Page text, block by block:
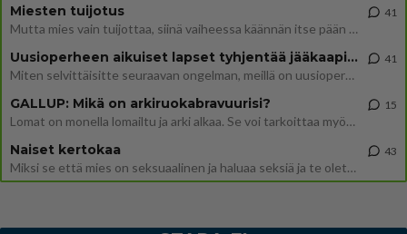
Miesten tuijotus
Mutta mies vain tuijottaa, siinä vaiheessa käännän itse pään pois. Mikä juttu? Yleensä jos joku tuijottaa tai katsoo, hä
41
Uusioperheen aikuiset lapset tyhjentää jääkaapin käydessään
Miten selvittäisitte seuraavan ongelman, meillä on uusioperhe, minulla teini-ikäiset lapset ja puolisolla aikuiset, jotk
41
GALLUP: Mikä on arkiruokabravuurisi?
Lomat on monella lomailtu ja arki alkaa. Se voi tarkoittaa myös sitä, että grillailut on grillattu ja palataan arjen ruo
15
Naiset kertokaa
Miksi se että mies on seksuaalinen ja haluaa seksiä ja te olette hänen mielestänne haluttava on vastenmielistä? Mikä sii
43